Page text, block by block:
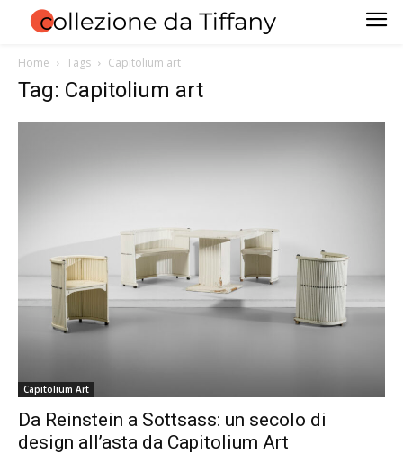
Home Tags Capitolium art
Tag: Capitolium art
Capitolium Art
Da Reinstein a Sottsass: un secolo di
design all’asta da Capitolium Art